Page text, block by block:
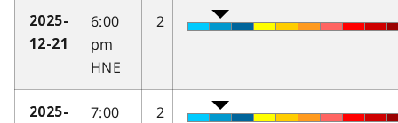
2025-
12-21
6:00
pm
HNE
2
2025-
7:00
2